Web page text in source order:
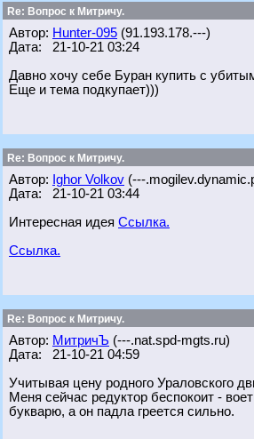
Re: Вопрос к Митричу.
Автор: Hunter-095 (91.193.178.---)
Дата: 21-10-21 03:24
Давно хочу себе Буран купить с
Еще и тема подкупает)))
Re: Вопрос к Митричу.
Автор: Ighor Volkov (---
Дата: 21-10-21 03:44
Интересная идея Ссылка.
Ссылка.
Re: Вопрос к Митричу.
Автор: МитричЪ (---.nat.spd-mgts.ru)
Дата: 21-10-21 04:59
Учитывая цену родного Ураловского
Меня сейчас редуктор беспокоит -
букварю, а он падла греется сильно.